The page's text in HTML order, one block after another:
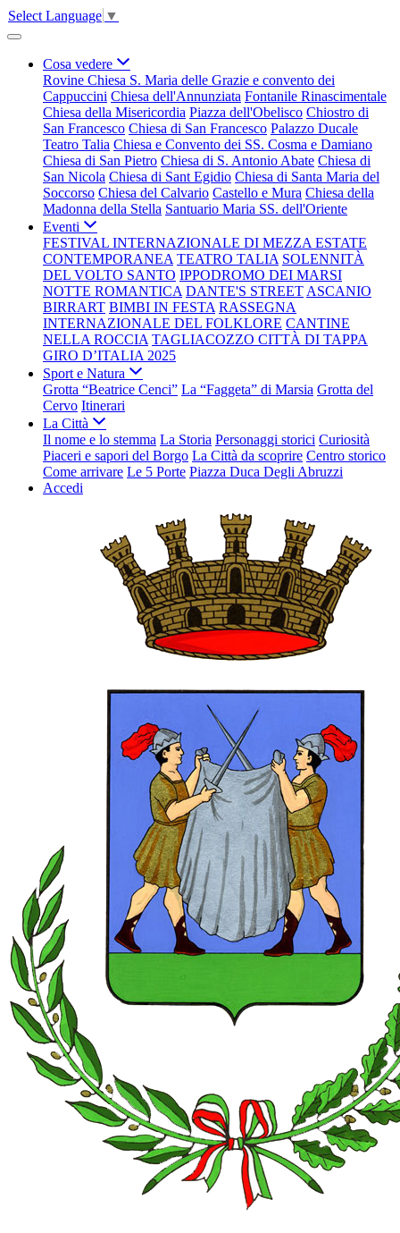
Select Language ▼
Cosa vedere
Rovine Chiesa S. Maria delle Grazie e convento dei
Cappuccini Chiesa dell'Annunziata Fontanile Rinascimentale
Chiesa della Misericordia Piazza dell'Obelisco Chiostro di
San Francesco Chiesa di San Francesco Palazzo Ducale
Teatro Talia Chiesa e Convento dei SS. Cosma e Damiano
Chiesa di San Pietro Chiesa di S. Antonio Abate Chiesa di
San Nicola Chiesa di Sant Egidio Chiesa di Santa Maria del
Soccorso Chiesa del Calvario Castello e Mura Chiesa della
Madonna della Stella Santuario Maria SS. dell'Oriente
Eventi
FESTIVAL INTERNAZIONALE DI MEZZA ESTATE
CONTEMPORANEA TEATRO TALIA SOLENNITÀ
DEL VOLTO SANTO IPPODROMO DEI MARSI
NOTTE ROMANTICA DANTE'S STREET ASCANIO
BIRRART BIMBI IN FESTA RASSEGNA
INTERNAZIONALE DEL FOLKLORE CANTINE
NELLA ROCCIA TAGLIACOZZO CITTÀ DI TAPPA
GIRO D’ITALIA 2025
Sport e Natura
Grotta “Beatrice Cenci” La “Faggeta” di Marsia Grotta del
Cervo Itinerari
La Città
Il nome e lo stemma La Storia Personaggi storici Curiosità
Piaceri e sapori del Borgo La Città da scoprire Centro storico
Come arrivare Le 5 Porte Piazza Duca Degli Abruzzi
Accedi